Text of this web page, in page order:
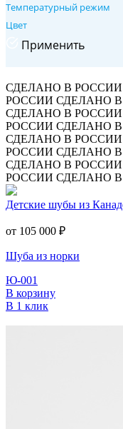
Температурный режим
Цвет
Применить
СДЕЛАНО В РОССИИ
РОССИИ СДЕЛАНО
СДЕЛАНО В РОССИИ
РОССИИ СДЕЛАНО
СДЕЛАНО В РОССИИ
РОССИИ СДЕЛАНО
СДЕЛАНО В РОССИИ
РОССИИ СДЕЛАНО
Детские шубы из
от 105 000 ₽
Шуба из норки
Ю-001
В корзину
В 1 клик